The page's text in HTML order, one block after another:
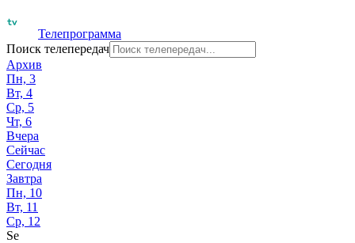
Телепрограмма
Поиск телепередач
Архив
Пн, 3
Вт, 4
Ср, 5
Чт, 6
Вчера
Сейчас
Сегодня
Завтра
Пн, 10
Вт, 11
Ср, 12
Se